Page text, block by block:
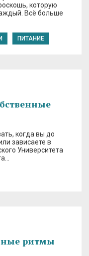
которую
Всё больше
ПИТАНИЕ
когда вы до
зависаете в
Университета
ритмы